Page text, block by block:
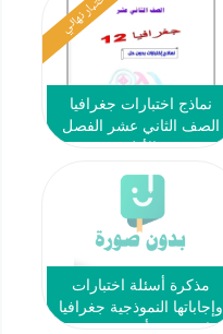
اختبار نهائي
نماذج اختبارات جغرافيا
الصف الثاني عشر الفصل
مذكرة أسئلة اختبارات
وإجاباتها النموذجية جغرافيا